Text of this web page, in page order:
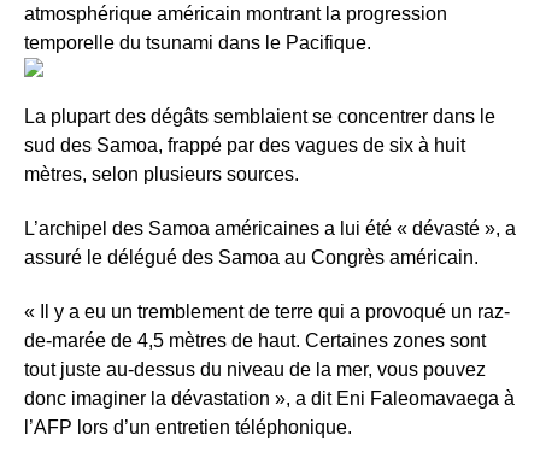
atmosphérique américain montrant la progression
temporelle du tsunami dans le Pacifique.
La plupart des dégâts semblaient se concentrer dans le
sud des Samoa, frappé par des vagues de six à huit
mètres, selon plusieurs sources.
L’archipel des Samoa américaines a lui été « dévasté », a
assuré le délégué des Samoa au Congrès américain.
« Il y a eu un tremblement de terre qui a provoqué un raz-
de-marée de 4,5 mètres de haut. Certaines zones sont
tout juste au-dessus du niveau de la mer, vous pouvez
donc imaginer la dévastation », a dit Eni Faleomavaega à
l’AFP lors d’un entretien téléphonique.